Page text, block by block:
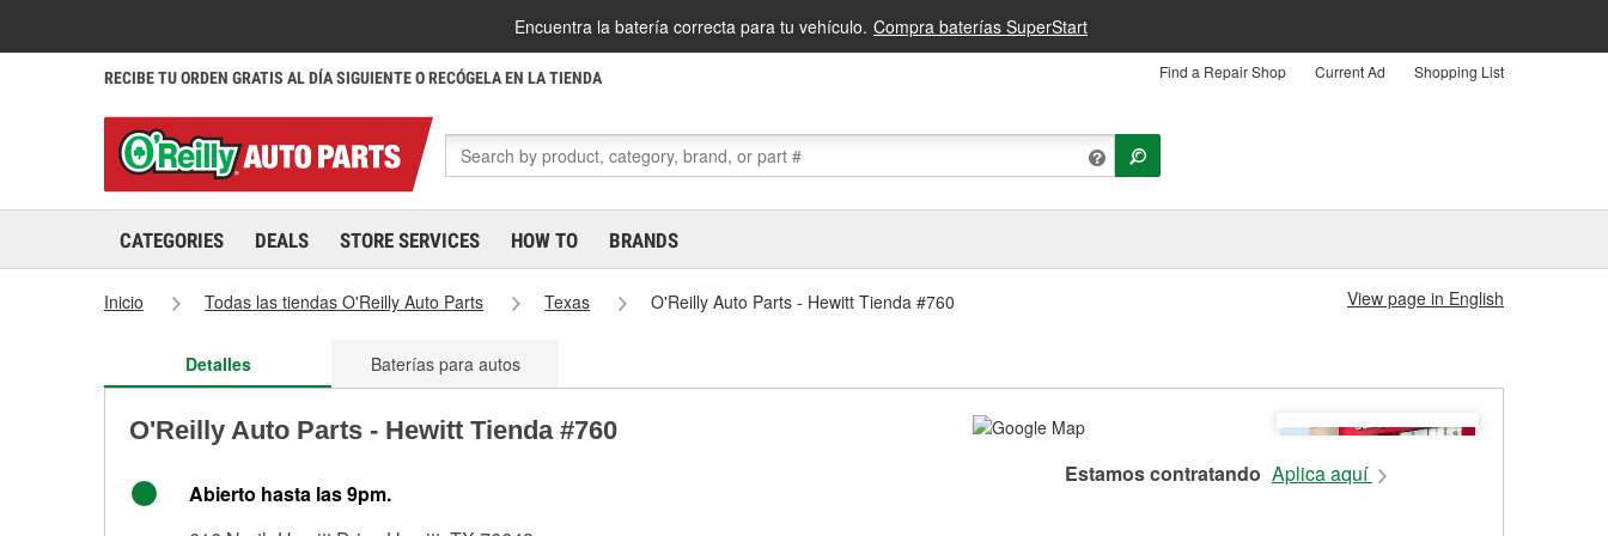
Encuentra la batería correcta para tu vehículo. Compra baterías SuperStart
RECIBE TU ORDEN GRATIS AL DÍA SIGUIENTE O RECÓGELA EN LA TIENDA Find a Repair Shop Current Ad Shopping List
CATEGORIES DEALS STORE SERVICES HOW TO BRANDS
Inicio Todas las tiendas O'Reilly Auto Parts Texas O'Reilly Auto Parts - Hewitt Tienda #760 View page in English
Detalles Baterías para autos
O'Reilly Auto Parts - Hewitt Tienda #760
Abierto hasta las 9pm.
Estamos contratando Aplica aquí